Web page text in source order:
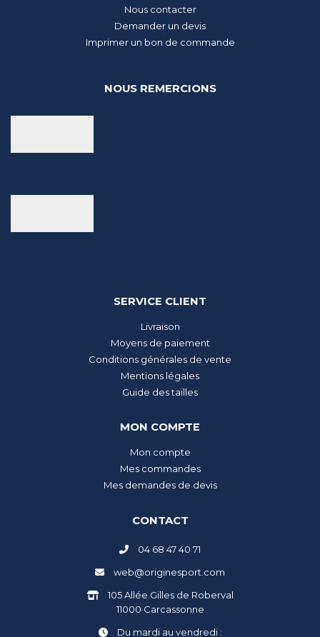
Nous contacter
Demander un devis
Imprimer un bon de commande
NOUS REMERCIONS
SERVICE CLIENT
Livraison
Moyens de paiement
Conditions générales de vente
Mentions légales
Guide des tailles
MON COMPTE
Mon compte
Mes commandes
Mes demandes de devis
CONTACT
04 68 47 40 71
web@originesport.com
105 Allée Gilles de Roberval
11000 Carcassonne
Du mardi au vendredi :